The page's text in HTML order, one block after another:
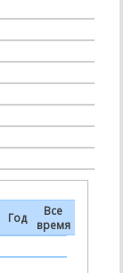
Год
Все
время